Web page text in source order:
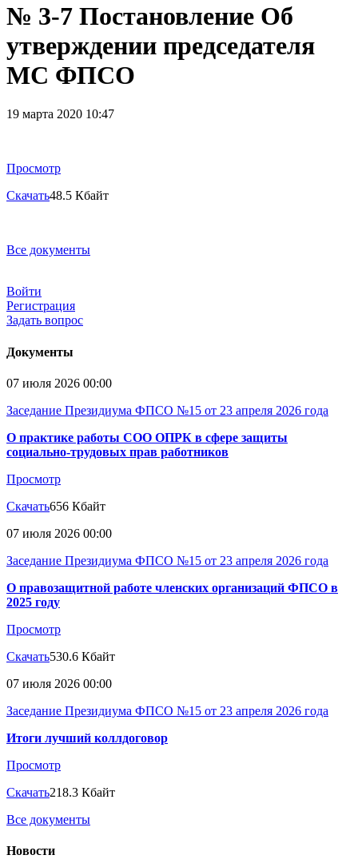
№ 3-7 Постановление Об
утверждении председателя
МС ФПСО
19 марта 2020 10:47
Просмотр
Скачать48.5 Кбайт
Все документы
Войти
Регистрация
Задать вопрос
Документы
07 июля 2026 00:00
Заседание Президиума ФПСО №15 от 23 апреля 2026 года
О практике работы СОО ОПРК в сфере защиты
социально-трудовых прав работников
Просмотр
Скачать656 Кбайт
07 июля 2026 00:00
Заседание Президиума ФПСО №15 от 23 апреля 2026 года
О правозащитной работе членских организаций ФПСО в
2025 году
Просмотр
Скачать530.6 Кбайт
07 июля 2026 00:00
Заседание Президиума ФПСО №15 от 23 апреля 2026 года
Итоги лучший коллдоговор
Просмотр
Скачать218.3 Кбайт
Все документы
Новости